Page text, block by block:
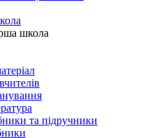
школа
та підручники